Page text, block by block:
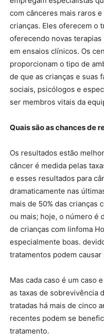
com cânceres mais raros
crianças. Eles oferecem o
oferecendo novas
em ensaios clínicos. Os
proporcionam o tipo de
de que as crianças e suas
sociais, psicólogos e
ser membros vitais da
Quais são as chances de
Os resultados estão
câncer é medida pelas
e esses resultados para
dramaticamente nas
mais de 50% das crianças
ou mais; hoje, o número é
de crianças com linfoma
especialmente boas.
tratamentos podem causar
Mas cada caso é um caso
as taxas de sobrevivência
tratadas há mais de cinco
recentes podem se
tratamento.